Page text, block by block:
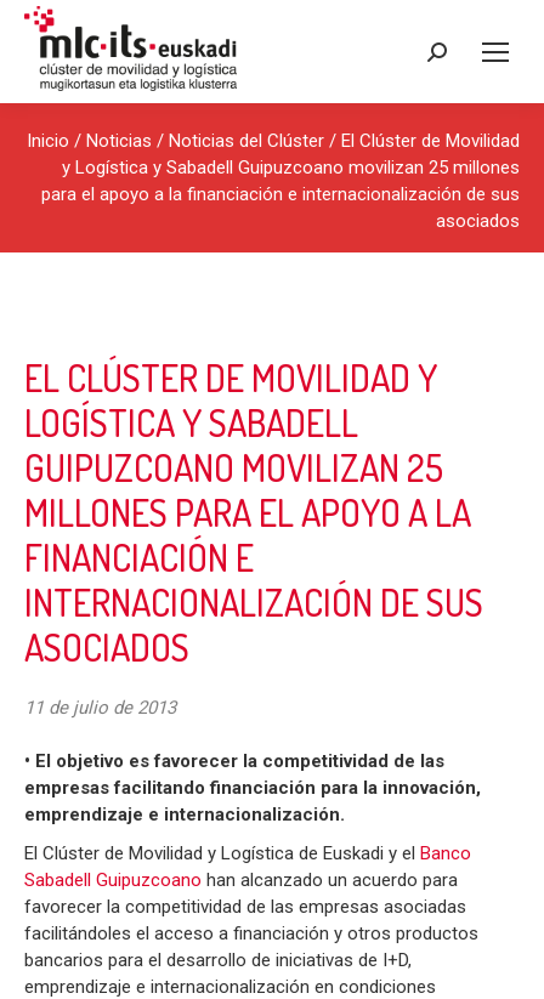
Buscar:
Inicio / Noticias / Noticias del Clúster / El Clúster de Movilidad
y Logística y Sabadell Guipuzcoano movilizan 25 millones
para el apoyo a la financiación e internacionalización de sus
asociados
EL CLÚSTER DE MOVILIDAD Y
LOGÍSTICA Y SABADELL
GUIPUZCOANO MOVILIZAN 25
MILLONES PARA EL APOYO A LA
FINANCIACIÓN E
INTERNACIONALIZACIÓN DE SUS
ASOCIADOS
11 de julio de 2013
• El objetivo es favorecer la competitividad de las
empresas facilitando financiación para la innovación,
emprendizaje e internacionalización.
El Clúster de Movilidad y Logística de Euskadi y el Banco
Sabadell Guipuzcoano han alcanzado un acuerdo para
favorecer la competitividad de las empresas asociadas
facilitándoles el acceso a financiación y otros productos
bancarios para el desarrollo de iniciativas de I+D,
emprendizaje e internacionalización en condiciones